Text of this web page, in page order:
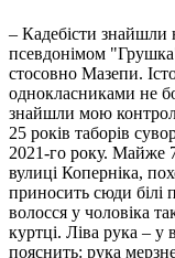
– Кадебісти знайшли
псевдонімом
стосовно Мазепи.
однокласниками не
знайшли мою
25 років таборів
2021-го року. Майже
вулиці Коперніка,
приносить сюди білі
волосся у чоловіка
куртці. Ліва рука – у
пояснить: рука